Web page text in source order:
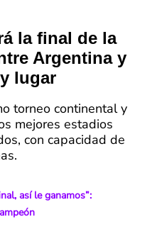
la final de la
Argentina y
lugar
torneo continental y
mejores estadios
con capacidad de
así le ganamos”: